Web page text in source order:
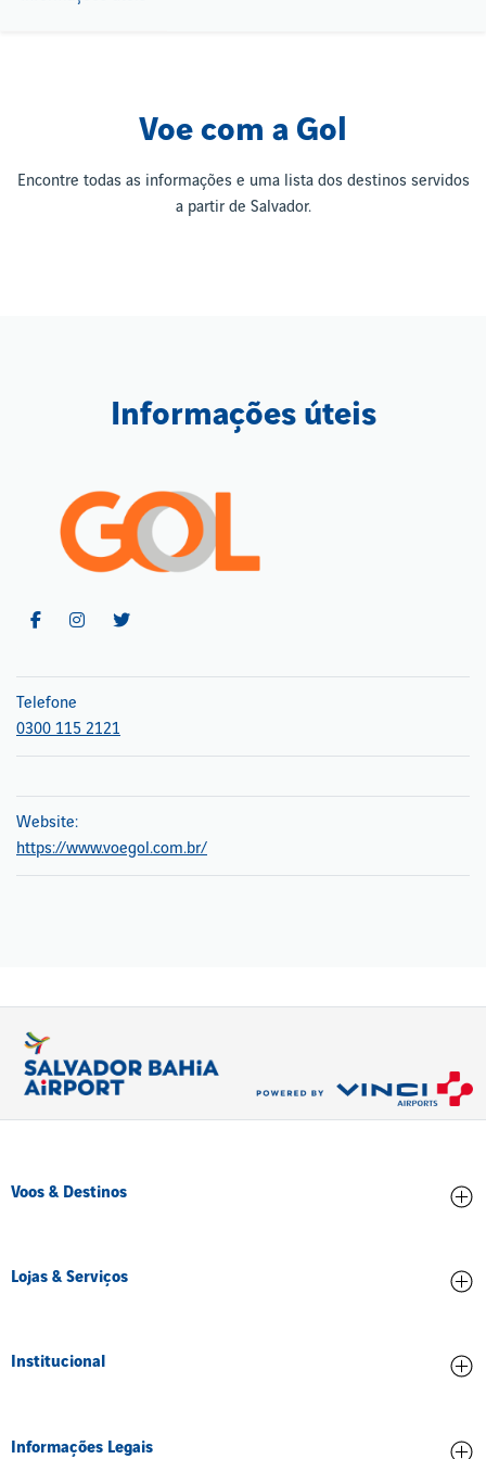
Voe com a Gol
Encontre todas as informações e uma lista dos destinos servidos
a partir de Salvador.
Informações úteis
Telefone
0300 115 2121
Website:
https://www.voegol.com.br/
Voos & Destinos
Partidas
Lojas & Serviços
Serviços e Comodidades
Institucional
Corporativo
Informações Legais